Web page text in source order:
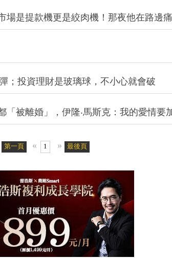
場是提款機更是絞肉機！那夜他在路邊
；投資理財是玻璃球，不小心就會破
被離婚」，伊隆‧馬斯克：我的愛情要
第一頁 « 1 » 最後頁